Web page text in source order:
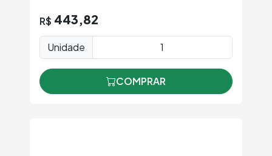
R$ 443,82
Unidade
COMPRAR